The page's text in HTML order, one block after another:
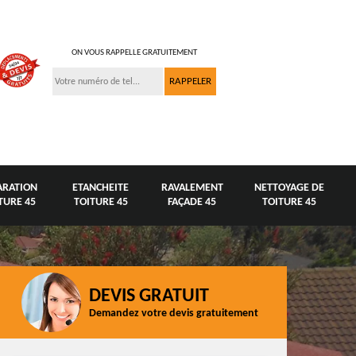
ON VOUS RAPPELLE GRATUITEMENT
45
ETANCHEITE
TOITURE 45
RAVALEMENT
FAÇADE 45
NETTOYAGE DE
TOITURE 45
DEVIS GRATUIT
Demandez votre devis gratuitement